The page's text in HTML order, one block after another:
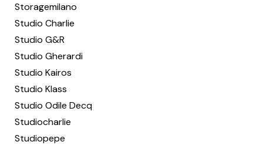
Storagemilano
Studio Charlie
Studio G&R
Studio Gherardi
Studio Kairos
Studio Klass
Studio Odile Decq
Studiocharlie
Studiopepe